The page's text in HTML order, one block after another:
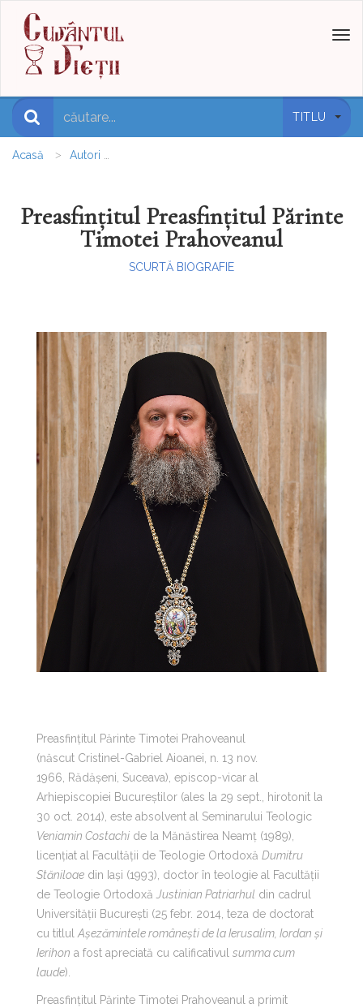
TITLU
Acasă Autori
Preasfințitul Preasfințitul Părinte
Timotei Prahoveanul
SCURTĂ BIOGRAFIE
Preasfințitul Părinte Timotei Prahoveanul
(născut Cristinel-Gabriel Aioanei, n. 13 nov.
1966, Rădășeni, Suceava), episcop-vicar al
Arhiepiscopiei Bucureștilor (ales la 29 sept., hirotonit la
30 oct. 2014), este absolvent al Seminarului Teologic
Veniamin Costachi de la Mănăstirea Neamț (1989),
licențiat al Facultății de Teologie Ortodoxă Dumitru
Stăniloae din Iași (1993), doctor în teologie al Facultății
de Teologie Ortodoxă Justinian Patriarhul din cadrul
Universității București (25 febr. 2014, teza de doctorat
cu titlulAșezămintele românești de la Ierusalim, Iordan și
Ierihon a fost apreciată cu calificativul summa cum
laude).
Preasfințitul Părinte Timotei Prahoveanul a primit